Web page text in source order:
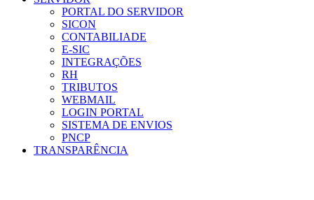
PORTAL DO SERVIDOR
SICON
CONTABILIADE
E-SIC
INTEGRAÇÕES
RH
TRIBUTOS
WEBMAIL
LOGIN PORTAL
SISTEMA DE ENVIOS
PNCP
TRANSPARÊNCIA